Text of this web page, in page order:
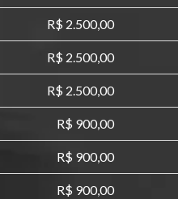
R$ 2.500,00
R$ 2.500,00
R$ 2.500,00
R$ 900,00
R$ 900,00
R$ 900,00